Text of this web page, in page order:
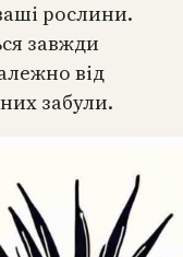
рослини.
завжди
від
забули.